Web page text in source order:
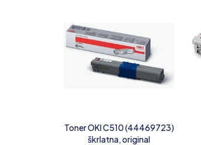
Toner OKI C510 (44469723)
škrlatna, original